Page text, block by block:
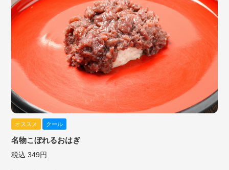
オススメ クール
名物こぼれるおはぎ
税込 349円